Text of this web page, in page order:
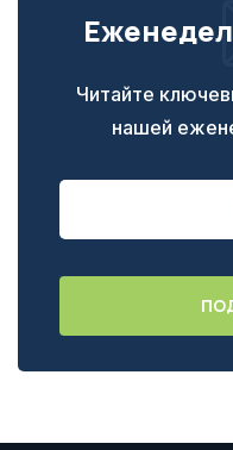
Читайте
нашей